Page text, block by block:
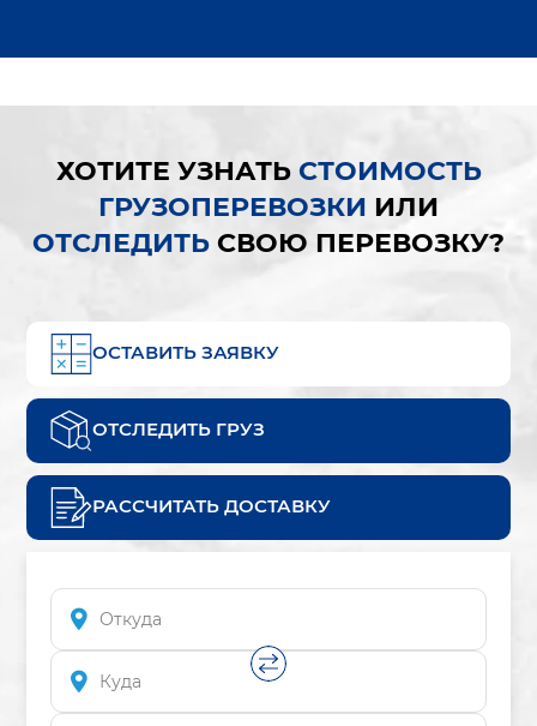
ХОТИТЕ УЗНАТЬ СТОИМОСТЬ
ГРУЗОПЕРЕВОЗКИ ИЛИ
ОТСЛЕДИТЬ СВОЮ ПЕРЕВОЗКУ?
ОСТАВИТЬ ЗАЯВКУ
ОТСЛЕДИТЬ ГРУЗ
РАССЧИТАТЬ ДОСТАВКУ